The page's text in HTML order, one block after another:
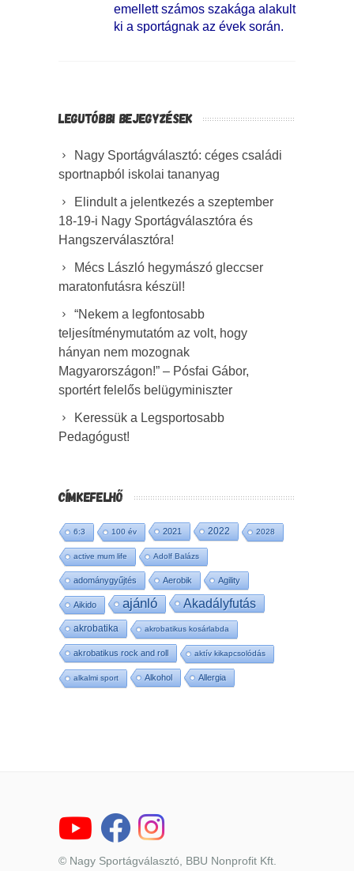
emellett számos szakága alakult
ki a sportágnak az évek során.
LEGUTÓBBI BEJEGYZÉSEK
Nagy Sportágválasztó: céges családi
sportnapból iskolai tananyag
Elindult a jelentkezés a szeptember
18-19-i Nagy Sportágválasztóra és
Hangszerválasztóra!
Mécs László hegymászó gleccser
maratonfutásra készül!
“Nekem a legfontosabb
teljesítménymutatóm az volt, hogy
hányan nem mozognak
Magyarországon!” – Pósfai Gábor,
sportért felelős belügyminiszter
Keressük a Legsportosabb
Pedagógust!
CÍMKEFELHŐ
6:3 100 év 2021 2022 2028
active mum life Adolf Balázs
adománygyűjtés Aerobik Agility
Aikido ajánló Akadályfutás
akrobatika akrobatikus kosárlabda
akrobatikus rock and roll aktív kikapcsolódás
alkalmi sport Alkohol Allergia
© Nagy Sportágválasztó, BBU Nonprofit Kft.